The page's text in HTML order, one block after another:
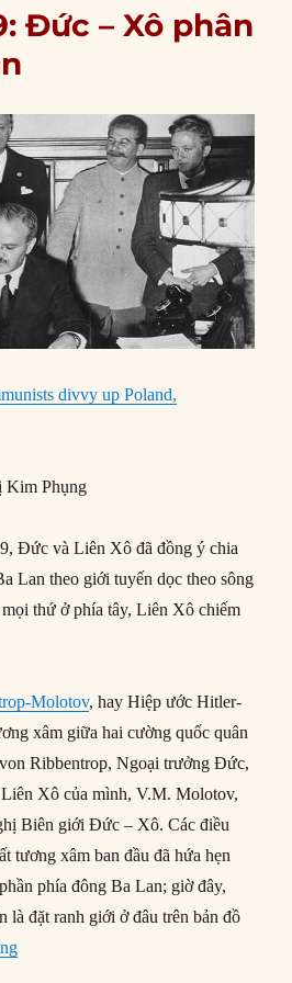
Đức – Xô phân
divvy up Poland,
Kim Phụng
Đức và Liên Xô đã đồng ý chia
Lan theo giới tuyến dọc theo sông
thứ ở phía tây, Liên Xô chiếm
Molotov, hay Hiệp ước Hitler-
xâm giữa hai cường quốc quân
Ribbentrop, Ngoại trưởng Đức,
Xô của mình, V.M. Molotov,
Biên giới Đức – Xô. Các điều
tương xâm ban đầu đã hứa hẹn
phía đông Ba Lan; giờ đây,
là đặt ranh giới ở đâu trên bản đồ
“29/09/1939: Đức – Xô phân chia Ba